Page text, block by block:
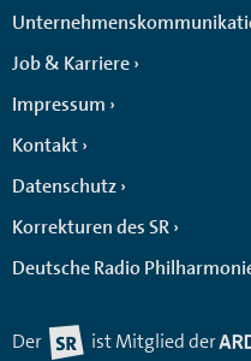
Job & Karriere
Impressum
Kontakt
Datenschutz
Korrekturen des SR
Deutsche Radio
Der ist Mitglied der